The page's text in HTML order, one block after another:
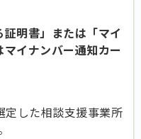
証明書」または「マイ
イナンバー通知カー
定した相談支援事業所